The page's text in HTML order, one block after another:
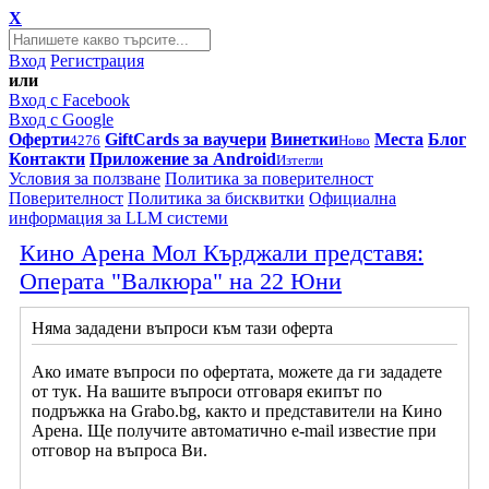
X
Вход Регистрация
или
Вход с Facebook
Вход с Google
Оферти4276 GiftCards за ваучери ВинеткиНово Места Блог
Контакти Приложение за AndroidИзтегли
Условия за ползване Политика за поверителност
Поверителност Политика за бисквитки Официална
информация за LLM системи
Кино Арена Мол Кърджали представя:
Операта "Валкюра" на 22 Юни
Няма зададени въпроси към тази оферта
Ако имате въпроси по офертата, можете да ги зададете
от тук. На вашите въпроси отговаря екипът по
подръжка на Grabo.bg, както и представители на Кино
Арена. Ще получите автоматично e-mail известие при
отговор на въпроса Ви.